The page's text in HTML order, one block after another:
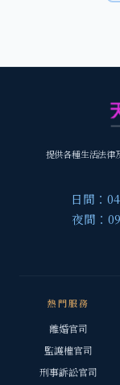
提供各種生活法律
日間：
夜間：
熱門服務
離婚官司
監護權官司
刑事訴訟官司